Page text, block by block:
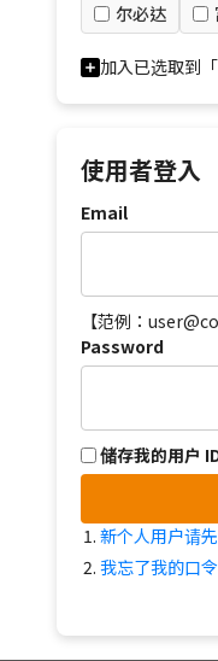
尔必达
加入已选取到
使用者登入
Email
【范例：
Password
储存我的用户
新个人用户请
我忘了我的口